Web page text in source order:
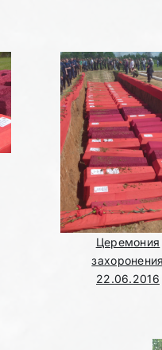
Церемония
захоронения
22.06.2016